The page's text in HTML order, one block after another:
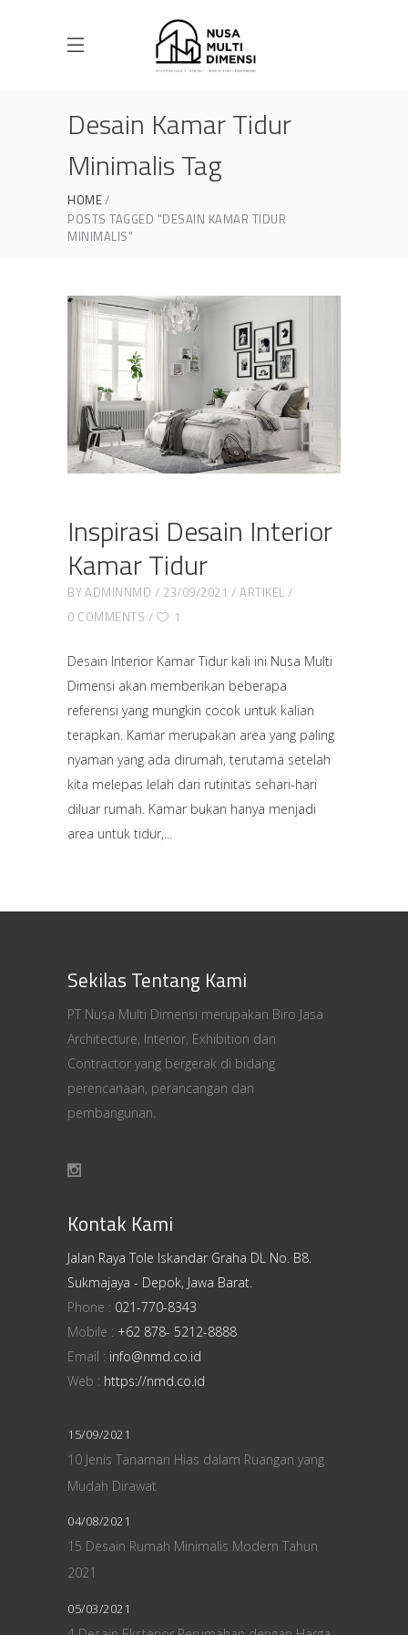
Desain Kamar Tidur
Minimalis Tag
HOME
POSTS TAGGED "DESAIN KAMAR TIDUR
MINIMALIS"
Inspirasi Desain Interior
Kamar Tidur
BYADMINNMD 23/09/2021
ARTIKEL
0 COMMENTS
1
Desain Interior Kamar Tidur kali ini Nusa Multi
Dimensi akan memberikan beberapa
referensi yang mungkin cocok untuk kalian
terapkan. Kamar merupakan area yang paling
nyaman yang ada dirumah, terutama setelah
kita melepas lelah dari rutinitas sehari-hari
diluar rumah. Kamar bukan hanya menjadi
area untuk tidur,
Sekilas Tentang Kami
PT Nusa Multi Dimensi merupakan Biro Jasa
Architecture, Interior, Exhibition dan
Contractor yang bergerak di bidang
perencanaan, perancangan dan
pembangunan.
Kontak Kami
Jalan Raya Tole Iskandar Graha DL No. B8.
Sukmajaya - Depok, Jawa Barat.
Phone : 021-770-8343
Mobile : +62 878- 5212-8888
Email : info@nmd.co.id
Web : https://nmd.co.id
15/09/2021
10 Jenis Tanaman Hias dalam Ruangan yang
Mudah Dirawat
04/08/2021
15 Desain Rumah Minimalis Modern Tahun
2021
05/03/2021